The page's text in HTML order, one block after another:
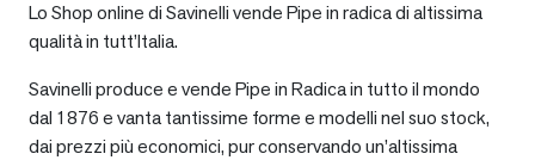
Lo Shop online di Savinelli vende Pipe in radica di altissima
qualità in tutt’Italia.
Savinelli produce e vende Pipe in Radica in tutto il mondo
dal 1876 e vanta tantissime forme e modelli nel suo stock,
dai prezzi più economici, pur conservando un’altissima